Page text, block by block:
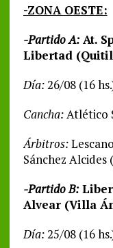
-ZONA OESTE:
-Partido A:At.
Libertad
Día:26/08 (16
Cancha:Atlético
Árbitros:
Sánchez Alcides
-Partido B:
Alvear (Villa
Día:25/08 (16